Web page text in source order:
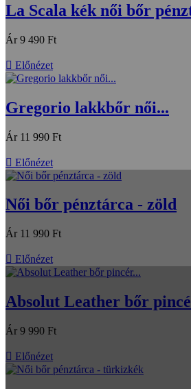
La Scala kék női bőr
Ár 9 490 Ft
 Előnézet
Gregorio lakkbőr női...
Ár 11 990 Ft
 Előnézet
Női bőr pénztárca - zöld
Ár 11 990 Ft
 Előnézet
Absolut Leather bőr
Ár 9 990 Ft
 Előnézet